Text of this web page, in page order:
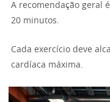
A recomendação geral
20 minutos.
Cada exercício deve
cardíaca máxima.